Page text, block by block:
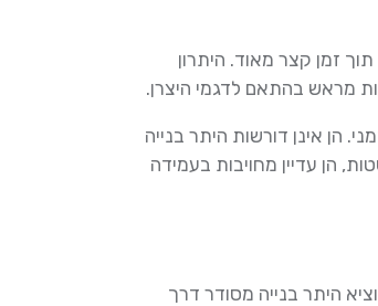
זמן קצר מאוד. היתרון
מראש בהתאם לדגמי היצרן.
הן אינן דורשות היתר בנייה
הן עדיין מחויבות בעמידה
היתר בנייה מסודר דרך